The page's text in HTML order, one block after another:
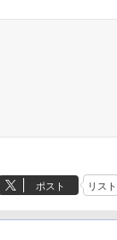
ポスト リスト